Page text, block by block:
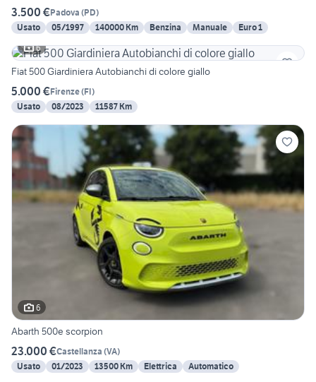
3.500 €Padova (PD)
Usato
05/1997 140000 Km Benzina Manuale
Euro 1
6
Fiat 500 Giardiniera Autobianchi di colore giallo
5.000 €Firenze(FI)
Usato
08/2023 11587 Km
6
Abarth 500e scorpion
23.000 €Castellanza (VA)
Usato
01/2023 13500 Km Elettrica Automatico